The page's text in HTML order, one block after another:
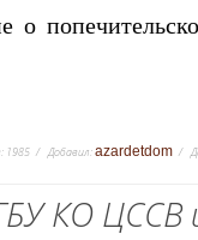
о
1985 Добавил:azardetdom
КО ЦССВ